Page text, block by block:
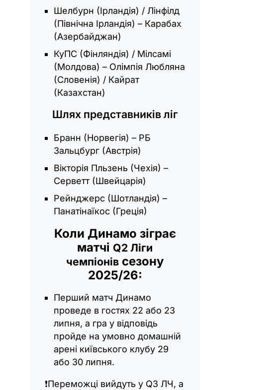
Шелбурн (Ірландія) / Лінфілд
(Північна Ірландія) – Карабах
(Азербайджан)
КуПС (Фінляндія) / Мілсамі
(Молдова) – Олімпія Любляна
(Словенія) / Кайрат
(Казахстан)
Шлях представників ліг
Бранн (Норвегія) – РБ
Зальцбург (Австрія)
Вікторія Пльзень (Чехія) –
Серветт (Швейцарія)
Рейнджерс (Шотландія) –
Панатінаїкос (Греція)
Коли Динамо зіграє
матчі Q2 Ліги
чемпіонів сезону
2025/26:
Перший матч Динамо
проведе в гостях 22 або 23
липня, а гра у відповідь
пройде на умовно домашній
арені київського клубу 29
або 30 липня.
❗️Переможці вийдуть у Q3 ЛЧ, а